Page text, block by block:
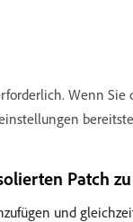
Wenn
Patch
und